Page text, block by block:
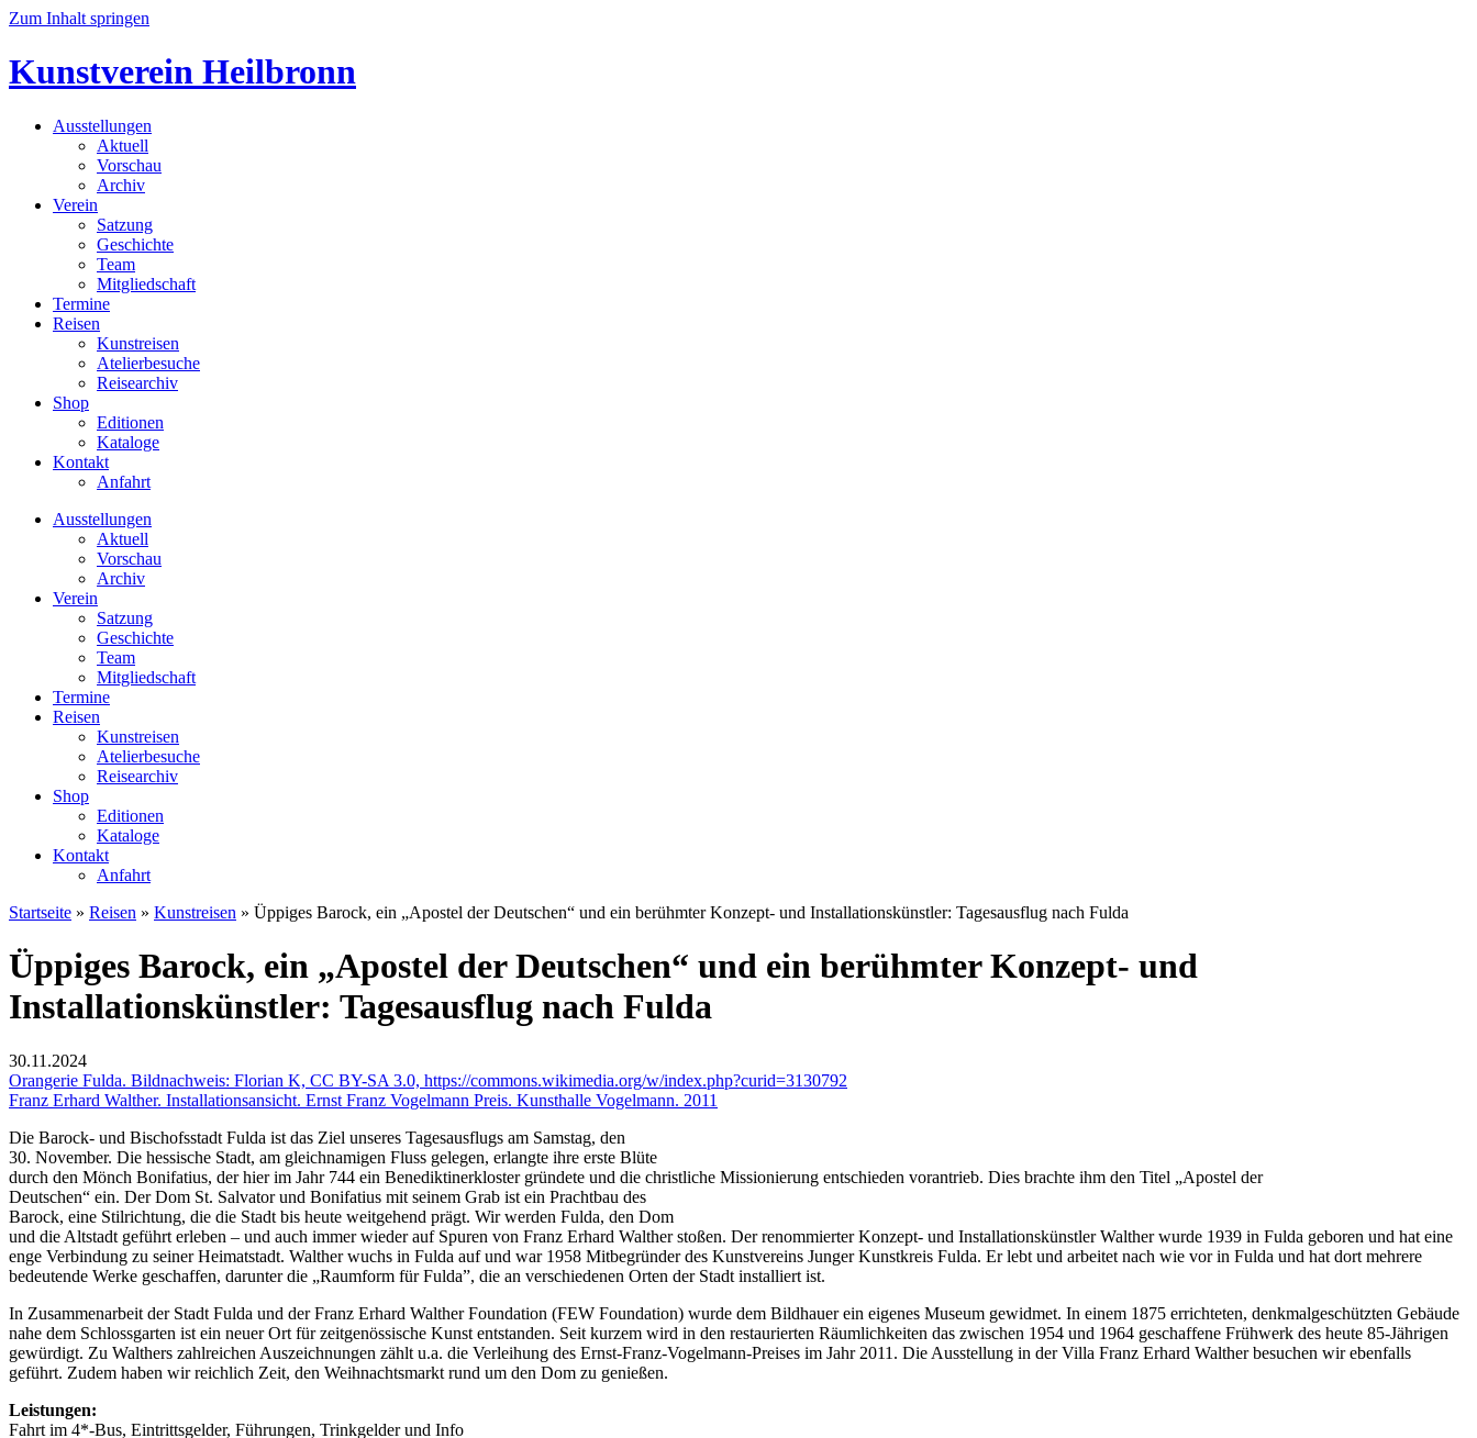
Zum Inhalt springen
Kunstverein Heilbronn
Ausstellungen
Aktuell
Vorschau
Archiv
Verein
Satzung
Geschichte
Team
Mitgliedschaft
Termine
Reisen
Kunstreisen
Atelierbesuche
Reisearchiv
Shop
Editionen
Kataloge
Kontakt
Anfahrt
Ausstellungen
Aktuell
Vorschau
Archiv
Verein
Satzung
Geschichte
Team
Mitgliedschaft
Termine
Reisen
Kunstreisen
Atelierbesuche
Reisearchiv
Shop
Editionen
Kataloge
Kontakt
Anfahrt
Startseite » Reisen » Kunstreisen » Üppiges Barock, ein „Apostel der Deutschen“ und ein berühmter Konzept- und Installationskünstler: Tagesausflug nach Fulda
Üppiges Barock, ein „Apostel der Deutschen“ und ein berühmter Konzept- und
Installationskünstler: Tagesausflug nach Fulda
30.11.2024
Orangerie Fulda. Bildnachweis: Florian K, CC BY-SA 3.0, https://commons.wikimedia.org/w/index.php?curid=3130792
Franz Erhard Walther. Installationsansicht. Ernst Franz Vogelmann Preis. Kunsthalle Vogelmann. 2011
Die Barock- und Bischofsstadt Fulda ist das Ziel unseres Tagesausflugs am Samstag, den
30. November. Die hessische Stadt, am gleichnamigen Fluss gelegen, erlangte ihre erste Blüte
durch den Mönch Bonifatius, der hier im Jahr 744 ein Benediktinerkloster gründete und die christliche Missionierung entschieden vorantrieb. Dies brachte ihm den Titel „Apostel der
Deutschen“ ein. Der Dom St. Salvator und Bonifatius mit seinem Grab ist ein Prachtbau des
Barock, eine Stilrichtung, die die Stadt bis heute weitgehend prägt. Wir werden Fulda, den Dom
und die Altstadt geführt erleben – und auch immer wieder auf Spuren von Franz Erhard Walther stoßen. Der renommierter Konzept- und Installationskünstler Walther wurde 1939 in Fulda geboren und hat eine
enge Verbindung zu seiner Heimatstadt. Walther wuchs in Fulda auf und war 1958 Mitbegründer des Kunstvereins Junger Kunstkreis Fulda. Er lebt und arbeitet nach wie vor in Fulda und hat dort mehrere
bedeutende Werke geschaffen, darunter die „Raumform für Fulda”, die an verschiedenen Orten der Stadt installiert ist.
In Zusammenarbeit der Stadt Fulda und der Franz Erhard Walther Foundation (FEW Foundation) wurde dem Bildhauer ein eigenes Museum gewidmet. In einem 1875 errichteten, denkmalgeschützten Gebäude
nahe dem Schlossgarten ist ein neuer Ort für zeitgenössische Kunst entstanden. Seit kurzem wird in den restaurierten Räumlichkeiten das zwischen 1954 und 1964 geschaffene Frühwerk des heute 85-Jährigen
gewürdigt. Zu Walthers zahlreichen Auszeichnungen zählt u.a. die Verleihung des Ernst-Franz-Vogelmann-Preises im Jahr 2011. Die Ausstellung in der Villa Franz Erhard Walther besuchen wir ebenfalls
geführt. Zudem haben wir reichlich Zeit, den Weihnachtsmarkt rund um den Dom zu genießen.
Leistungen:
Fahrt im 4*-Bus, Eintrittsgelder, Führungen, Trinkgelder und Info